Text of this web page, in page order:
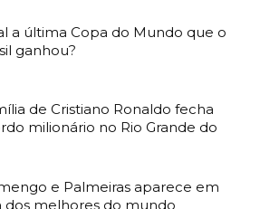
a última Copa do Mundo que o
ganhou?
de Cristiano Ronaldo fecha
milionário no Rio Grande do
e Palmeiras aparece em
dos melhores do mundo